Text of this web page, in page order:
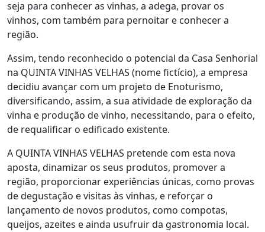
seja para conhecer as vinhas, a adega, provar os
vinhos, com também para pernoitar e conhecer a
região.
Assim, tendo reconhecido o potencial da Casa Senhorial
na QUINTA VINHAS VELHAS (nome fictício), a empresa
decidiu avançar com um projeto de Enoturismo,
diversificando, assim, a sua atividade de exploração da
vinha e produção de vinho, necessitando, para o efeito,
de requalificar o edificado existente.
A QUINTA VINHAS VELHAS pretende com esta nova
aposta, dinamizar os seus produtos, promover a
região, proporcionar experiências únicas, como provas
de degustação e visitas às vinhas, e reforçar o
lançamento de novos produtos, como compotas,
queijos, azeites e ainda usufruir da gastronomia local.